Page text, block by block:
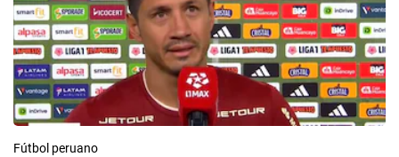
Fútbol peruano